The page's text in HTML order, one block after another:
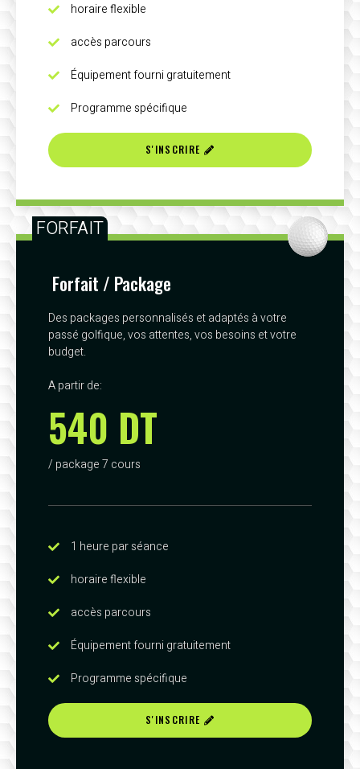
horaire flexible
accès parcours
Équipement fourni gratuitement
Programme spécifique
S'INSCRIRE
FORFAIT
Forfait / Package
Des packages personnalisés et adaptés à votre
passé golfique, vos attentes, vos besoins et votre
budget.
A partir de:
540 DT
/ package 7 cours
1 heure par séance
horaire flexible
accès parcours
Équipement fourni gratuitement
Programme spécifique
S'INSCRIRE